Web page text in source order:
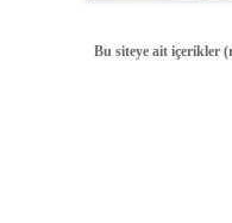
Bu siteye ait içerikler